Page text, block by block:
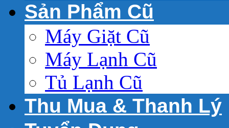
Sản Phẩm Cũ
Máy Giặt Cũ
Máy Lạnh Cũ
Tủ Lạnh Cũ
Thu Mua & Thanh Lý